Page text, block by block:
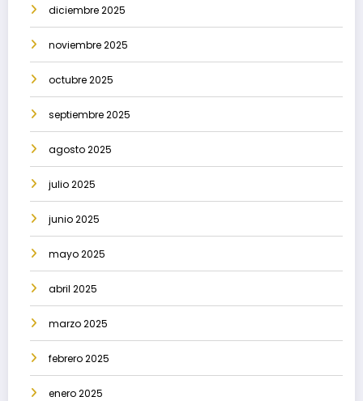
diciembre 2025
noviembre 2025
octubre 2025
septiembre 2025
agosto 2025
julio 2025
junio 2025
mayo 2025
abril 2025
marzo 2025
febrero 2025
enero 2025